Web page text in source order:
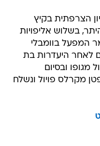
הצרפתית בקיץ
היתר, בשלוש אליפויות
המפעל בוומבלי
לאחר היעדרות בת
מגופו ובסיום
מקרלס פויול ונשלח